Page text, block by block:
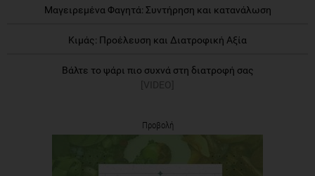
Μαγειρεμένα Φαγητά: Συντήρηση και κατανάλωση
Κιμάς: Προέλευση και Διατροφική Αξία
Βάλτε το ψάρι πιο συχνά στη διατροφή σας
[VIDEO]
Προβολή